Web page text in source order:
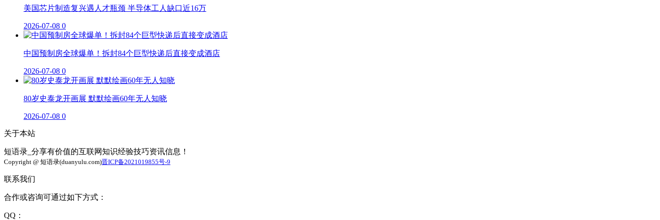
美国芯片制造复兴遇人才瓶颈 半导体工人缺口近16万
2026-07-08 0
中国预制房全球爆单！拆封84个巨型快递后直接变成酒店
2026-07-08 0
80岁史泰龙开画展 默默绘画60年无人知晓
2026-07-08 0
关于本站
短语录_分享有价值的互联网知识经验技巧资讯信息！
Copyright @ 短语录(duanyulu.com)晋ICP备2021019855号-9
联系我们
合作或咨询可通过如下方式：
QQ：